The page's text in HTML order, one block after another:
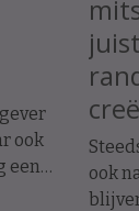
ook
een
ook